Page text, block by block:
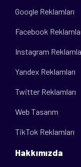
Google Reklamları
Facebook
Instagram
Yandex Reklamları
Twitter Reklamları
Web Tasarım
TikTok Reklamları
Hakkımızda